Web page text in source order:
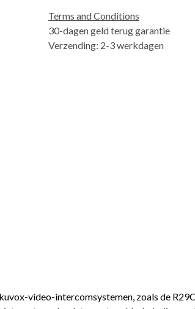
Terms and Conditions
30-dagen geld terug garantie
Verzending: 2-3 werkdagen
video-intercomsystemen, zoals de